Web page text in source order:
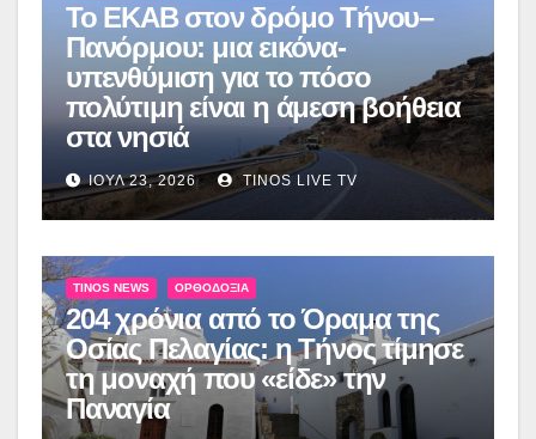
Το ΕΚΑΒ στον δρόμο Τήνου–
Πανόρμου: μια εικόνα-
υπενθύμιση για το πόσο
πολύτιμη είναι η άμεση βοήθεια
στα νησιά
ΙΟΎΛ 23, 2026 TINOS LIVE TV
TINOS NEWS ΟΡΘΟΔΟΞΊΑ
204 χρόνια από το Όραμα της
Οσίας Πελαγίας: η Τήνος τίμησε
τη μοναχή που «είδε» την
Παναγία